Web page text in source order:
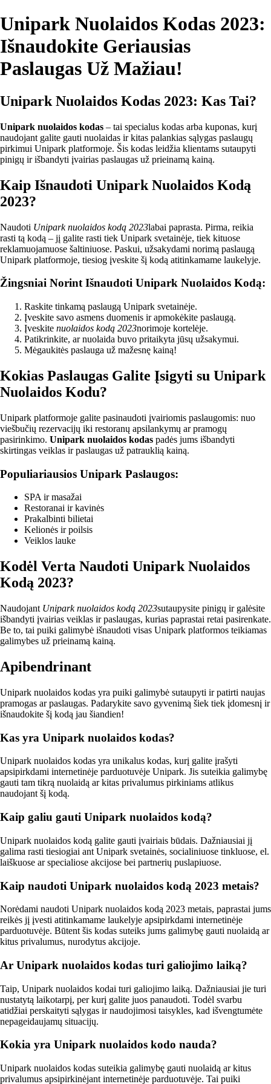
Unipark Nuolaidos Kodas 2023:
Išnaudokite Geriausias
Paslaugas Už Mažiau!
Unipark Nuolaidos Kodas 2023: Kas Tai?
Unipark nuolaidos kodas – tai specialus kodas arba kuponas, kurį
naudojant galite gauti nuolaidas ir kitas palankias sąlygas paslaugų
pirkimui Unipark platformoje. Šis kodas leidžia klientams sutaupyti
pinigų ir išbandyti įvairias paslaugas už prieinamą kainą.
Kaip Išnaudoti Unipark Nuolaidos Kodą
2023?
Naudoti Unipark nuolaidos kodą 2023labai paprasta. Pirma, reikia
rasti tą kodą – jį galite rasti tiek Unipark svetainėje, tiek kituose
reklamuojamuose šaltiniuose. Paskui, užsakydami norimą paslaugą
Unipark platformoje, tiesiog įveskite šį kodą atitinkamame laukelyje.
Žingsniai Norint Išnaudoti Unipark Nuolaidos Kodą:
Raskite tinkamą paslaugą Unipark svetainėje.
Įveskite savo asmens duomenis ir apmokėkite paslaugą.
Įveskite nuolaidos kodą 2023norimoje kortelėje.
Patikrinkite, ar nuolaida buvo pritaikyta jūsų užsakymui.
Mėgaukitės paslauga už mažesnę kainą!
Kokias Paslaugas Galite Įsigyti su Unipark
Nuolaidos Kodu?
Unipark platformoje galite pasinaudoti įvairiomis paslaugomis: nuo
viešbučių rezervacijų iki restoranų apsilankymų ar pramogų
pasirinkimo. Unipark nuolaidos kodas padės jums išbandyti
skirtingas veiklas ir paslaugas už patrauklią kainą.
Populiariausios Unipark Paslaugos:
SPA ir masažai
Restoranai ir kavinės
Prakalbinti bilietai
Kelionės ir poilsis
Veiklos lauke
Kodėl Verta Naudoti Unipark Nuolaidos
Kodą 2023?
Naudojant Unipark nuolaidos kodą 2023sutaupysite pinigų ir galėsite
išbandyti įvairias veiklas ir paslaugas, kurias paprastai retai pasirenkate.
Be to, tai puiki galimybė išnaudoti visas Unipark platformos teikiamas
galimybes už prieinamą kainą.
Apibendrinant
Unipark nuolaidos kodas yra puiki galimybė sutaupyti ir patirti naujas
pramogas ar paslaugas. Padarykite savo gyvenimą šiek tiek įdomesnį ir
išnaudokite šį kodą jau šiandien!
Kas yra Unipark nuolaidos kodas?
Unipark nuolaidos kodas yra unikalus kodas, kurį galite įrašyti
apsipirkdami internetinėje parduotuvėje Unipark. Jis suteikia galimybę
gauti tam tikrą nuolaidą ar kitas privalumus pirkiniams atlikus
naudojant šį kodą.
Kaip galiu gauti Unipark nuolaidos kodą?
Unipark nuolaidos kodą galite gauti įvairiais būdais. Dažniausiai jį
galima rasti tiesiogiai ant Unipark svetainės, socialiniuose tinkluose, el.
laiškuose ar specialiose akcijose bei partnerių puslapiuose.
Kaip naudoti Unipark nuolaidos kodą 2023 metais?
Norėdami naudoti Unipark nuolaidos kodą 2023 metais, paprastai jums
reikės jį įvesti atitinkamame laukelyje apsipirkdami internetinėje
parduotuvėje. Būtent šis kodas suteiks jums galimybę gauti nuolaidą ar
kitus privalumus, nurodytus akcijoje.
Ar Unipark nuolaidos kodas turi galiojimo laiką?
Taip, Unipark nuolaidos kodai turi galiojimo laiką. Dažniausiai jie turi
nustatytą laikotarpį, per kurį galite juos panaudoti. Todėl svarbu
atidžiai perskaityti sąlygas ir naudojimosi taisykles, kad išvengtumėte
nepageidaujamų situacijų.
Kokia yra Unipark nuolaidos kodo nauda?
Unipark nuolaidos kodas suteikia galimybę gauti nuolaidą ar kitus
privalumus apsipirkinėjant internetinėje parduotuvėje. Tai puiki